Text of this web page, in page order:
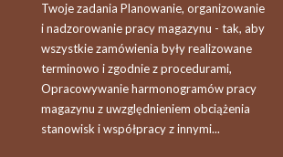
Twoje zadania Planowanie, organizowanie
i nadzorowanie pracy magazynu - tak, aby
wszystkie zamówienia były realizowane
terminowo i zgodnie z procedurami,
Opracowywanie harmonogramów pracy
magazynu z uwzględnieniem obciążenia
stanowisk i współpracy z innymi...